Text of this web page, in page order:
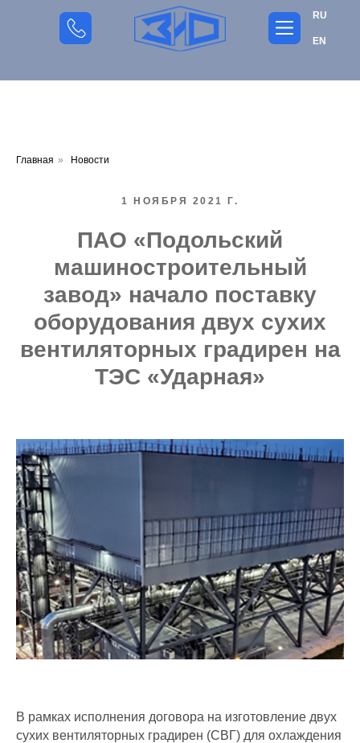
RU
EN
Главная » Новости
1 НОЯБРЯ 2021 Г.
ПАО «Подольский
машиностроительный
завод» начало поставку
оборудования двух сухих
вентиляторных градирен на
ТЭС «Ударная»
В рамках исполнения договора на изготовление двух
сухих вентиляторных градирен (СВГ) для охлаждения